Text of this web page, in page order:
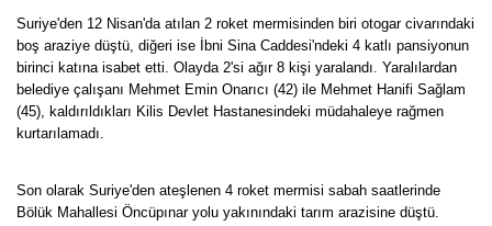
Suriye'den 12 Nisan'da atılan 2 roket mermisinden biri otogar civarındaki
boş araziye düştü, diğeri ise İbni Sina Caddesi'ndeki 4 katlı pansiyonun
birinci katına isabet etti. Olayda 2'si ağır 8 kişi yaralandı. Yaralılardan
belediye çalışanı Mehmet Emin Onarıcı (42) ile Mehmet Hanifi Sağlam
(45), kaldırıldıkları Kilis Devlet Hastanesindeki müdahaleye rağmen
kurtarılamadı.
Son olarak Suriye'den ateşlenen 4 roket mermisi sabah saatlerinde
Bölük Mahallesi Öncüpınar yolu yakınındaki tarım arazisine düştü.